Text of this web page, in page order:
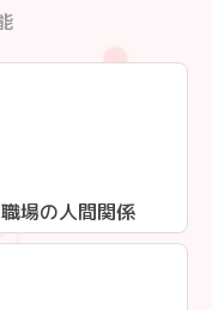
職場の人間関係